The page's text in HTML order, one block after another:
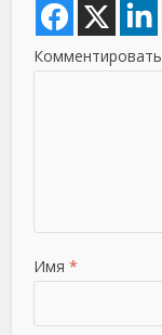
Комментировать
Имя *